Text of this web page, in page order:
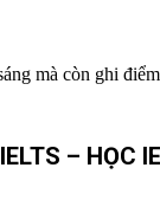
mà còn ghi
– HỌC